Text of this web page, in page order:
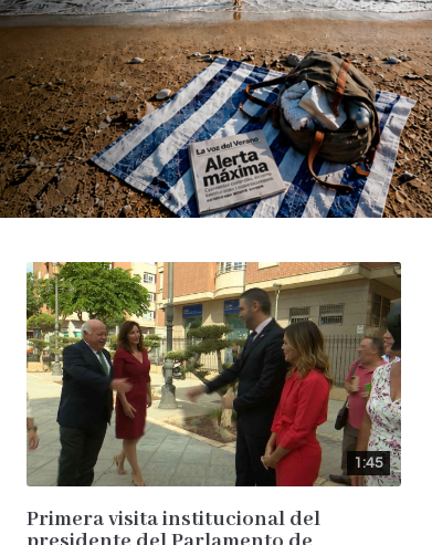
1:45
Primera visita institucional del